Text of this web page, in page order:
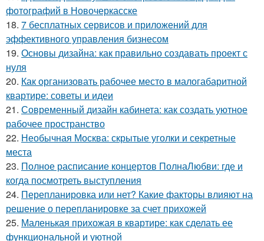
фотографий в Новочеркасске
18. 7 бесплатных сервисов и приложений для
эффективного управления бизнесом
19. Основы дизайна: как правильно создавать проект с
нуля
20. Как организовать рабочее место в малогабаритной
квартире: советы и идеи
21. Современный дизайн кабинета: как создать уютное
рабочее пространство
22. Необычная Москва: скрытые уголки и секретные
места
23. Полное расписание концертов ПолнаЛюбви: где и
когда посмотреть выступления
24. Перепланировка или нет? Какие факторы влияют на
решение о перепланировке за счет прихожей
25. Маленькая прихожая в квартире: как сделать ее
функциональной и уютной